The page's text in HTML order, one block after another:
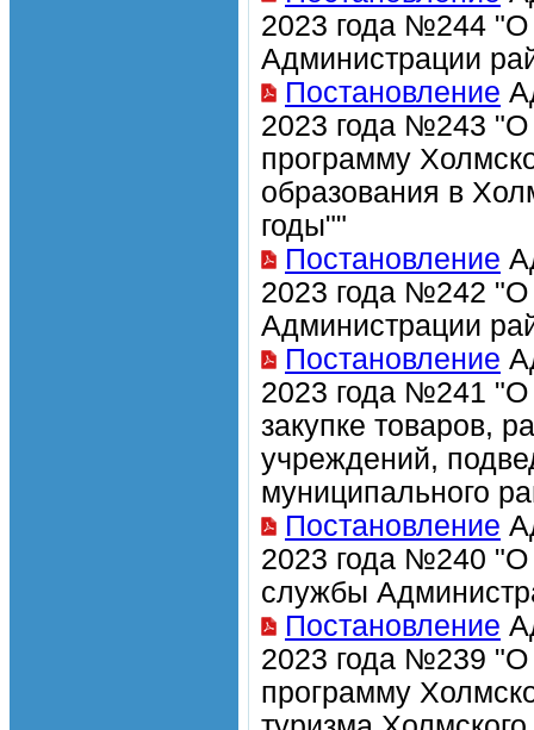
2023 года №244 "О
Администрации
Постановление
2023 года №243 "О
программу
образования в
годы""
Постановление
2023 года №242 "О
Администрации
Постановление
2023 года №241 "О
закупке товаров,
учреждений,
муниципального
Постановление
2023 года №240 "О
службы
Постановление
2023 года №239 "О
программу